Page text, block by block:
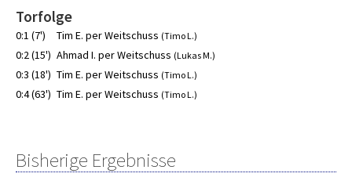
Torfolge
0:1 (7') Tim E. per Weitschuss (Timo L.)
0:2 (15') Ahmad I. per Weitschuss (Lukas M.)
0:3 (18') Tim E. per Weitschuss (Timo L.)
0:4 (63') Tim E. per Weitschuss (Timo L.)
Bisherige Ergebnisse